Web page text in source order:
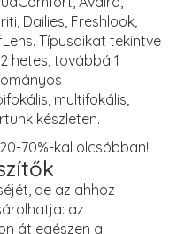
Dailies, Freshlook,
Típusaikat tekintve
hetes, továbbá 1
multifokális,
készleten.
70%-kal olcsóbban!
de az ahhoz
az
át egészen a